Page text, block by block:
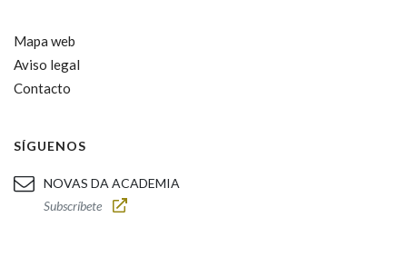
Mapa web
Aviso legal
Contacto
SÍGUENOS
NOVAS DA ACADEMIA
Subscríbete